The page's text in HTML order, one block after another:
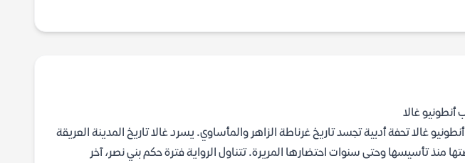
غالا تحفة أدبية تجسد تاريخ غرناطة الزاهر والمأساوي. يسرد غالا تاريخ المدينة العريقة
منذ تأسيسها وحتى سنوات احتضارها المريرة. تتناول الرواية فترة حكم بني نصر، آخر